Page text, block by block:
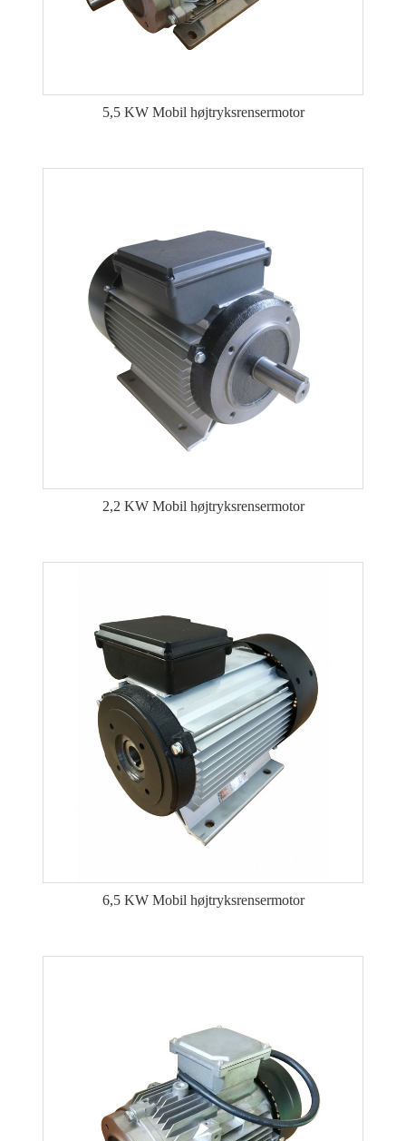
5,5 KW Mobil højtryksrensermotor
2,2 KW Mobil højtryksrensermotor
6,5 KW Mobil højtryksrensermotor